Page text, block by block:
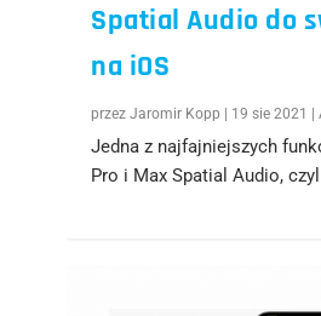
Spatial Audio do
na iOS
przezJaromir Kopp 19 sie 2021 |
Jedna z najfajniejszych
Pro i Max Spatial Audio,